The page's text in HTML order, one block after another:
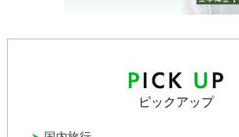
ピックアップ